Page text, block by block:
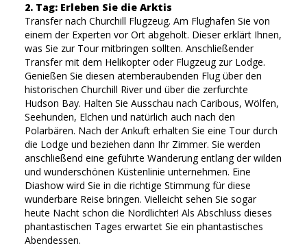
2. Tag: Erleben Sie die Arktis
Transfer nach Churchill Flugzeug. Am Flughafen Sie von
einem der Experten vor Ort abgeholt. Dieser erklärt Ihnen,
was Sie zur Tour mitbringen sollten. Anschließender
Transfer mit dem Helikopter oder Flugzeug zur Lodge.
Genießen Sie diesen atemberaubenden Flug über den
historischen Churchill River und über die zerfurchte
Hudson Bay. Halten Sie Ausschau nach Caribous, Wölfen,
Seehunden, Elchen und natürlich auch nach den
Polarbären. Nach der Ankuft erhalten Sie eine Tour durch
die Lodge und beziehen dann Ihr Zimmer. Sie werden
anschließend eine geführte Wanderung entlang der wilden
und wunderschönen Küstenlinie unternehmen. Eine
Diashow wird Sie in die richtige Stimmung für diese
wunderbare Reise bringen. Vielleicht sehen Sie sogar
heute Nacht schon die Nordlichter! Als Abschluss dieses
phantastischen Tages erwartet Sie ein phantastisches
Abendessen.